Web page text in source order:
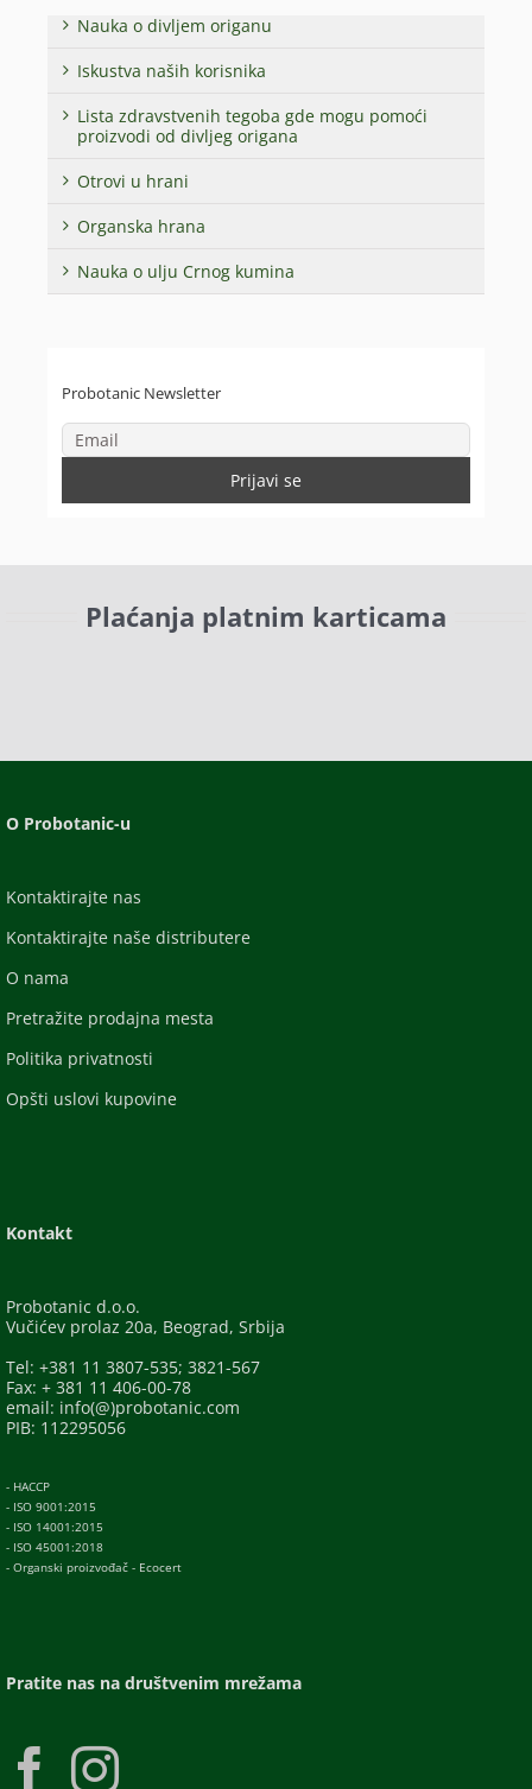
Nauka o divljem origanu
Iskustva naših korisnika
Lista zdravstvenih tegoba gde mogu pomoći
proizvodi od divljeg origana
Otrovi u hrani
Organska hrana
Nauka o ulju Crnog kumina
Probotanic Newsletter
Plaćanja platnim karticama
O Probotanic-u
Kontaktirajte nas
Kontaktirajte naše distributere
O nama
Pretražite prodajna mesta
Politika privatnosti
Opšti uslovi kupovine
Kontakt
Probotanic d.o.o.
Vučićev prolaz 20a, Beograd, Srbija
Tel: +381 11 3807-535; 3821-567
Fax: + 381 11 406-00-78
email: info(@)probotanic.com
PIB: 112295056
- HACCP
- ISO 9001:2015
- ISO 14001:2015
- ISO 45001:2018
- Organski proizvođač - Ecocert
Pratite nas na društvenim mrežama